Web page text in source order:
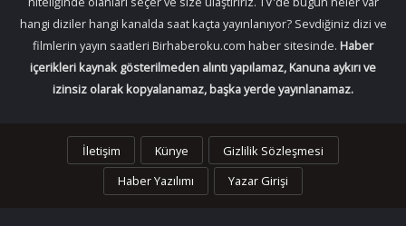
hangi diziler hangi kanalda saat kaçta yayınlanıyor? Sevdiğiniz dizi ve
filmlerin yayın saatleri Birhaberoku.com haber sitesinde. Haber
içerikleri kaynak gösterilmeden alıntı yapılamaz, Kanuna aykırı ve
izinsiz olarak kopyalanamaz, başka yerde yayınlanamaz.
İletişim Künye
Gizlilik Sözleşmesi
Haber Yazılımı
Yazar Girişi